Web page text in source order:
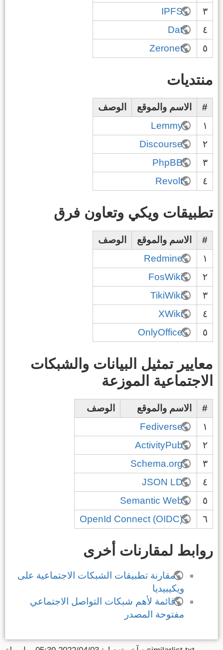
٣
IPFS
٤
Dat
٥
Zeronet
منتديات
# الاسم والموقع
الوصف
١
Lemmy
٢
Discourse
٣
PhpBB
٤
Revolt
تطبيقات ويكي وتعاون فرق
# الاسم والموقع
الوصف
١
Redmine
٢
FosWiki
٣
TikiWiki
٤
XWiki
٥
OnlyOffice
معايير تمثيل البيانات والشبكات
الاجتماعية الموزعة
# الاسم والموقع
الوصف
١
Fediverse
٢
ActivityPub
٣
Schema.org
٤
JSON LD
٥
Semantic Web
٦
OpenId Connect (OIDC)
روابط لمقارنات أخرى
مقارنة تطبيقات الشبكات الاجتماعية على
ويكيبيديا
قائمة لأهم شبكات التواصل الاجتماعي
مفتوحة المصدر